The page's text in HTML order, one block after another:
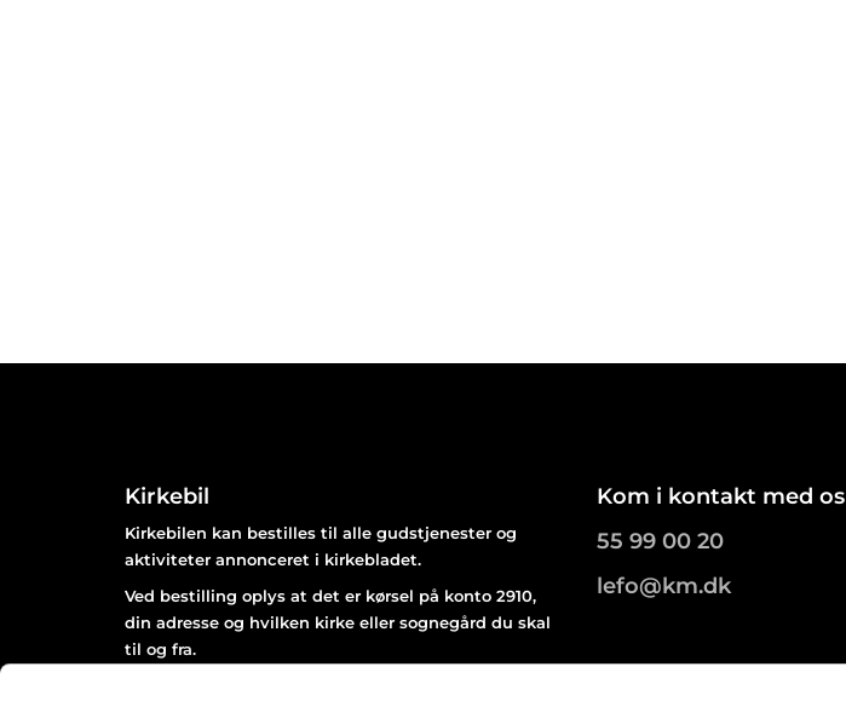
Kirkebil
Kirkebilen kan bestilles til alle gudstjenester og
aktiviteter annonceret i kirkebladet.
Ved bestilling oplys at det er kørsel på konto 2910,
din adresse og hvilken kirke eller sognegård du skal
til og fra.
Kom i kontakt med os
55 99 00 20
lefo@km.dk